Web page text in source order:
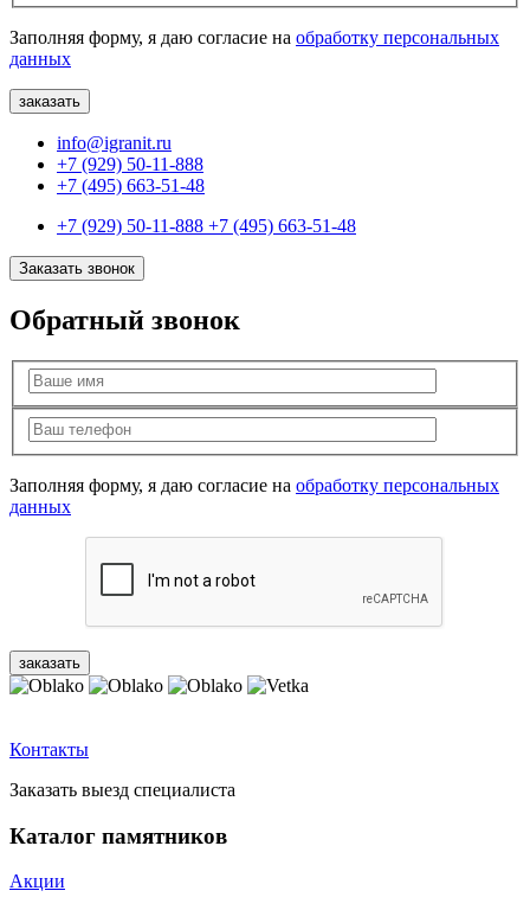
Заполняя форму, я даю согласие на обработку персональных
данных
info@igranit.ru
+7 (929) 50-11-888
+7 (495) 663-51-48
+7 (929) 50-11-888 +7 (495) 663-51-48
Заказать звонок
Обратный звонок
Заполняя форму, я даю согласие на обработку персональных
данных
Контакты
Заказать выезд специалиста
Каталог памятников
Акции